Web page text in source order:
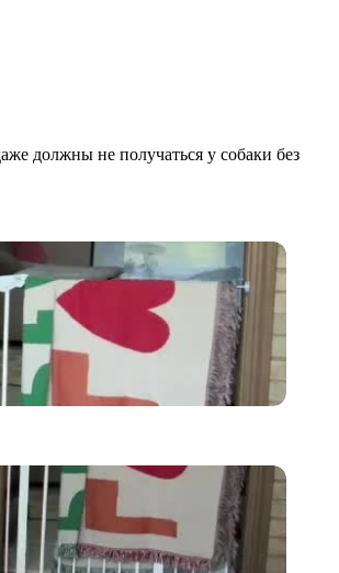
должны не получаться у собаки без